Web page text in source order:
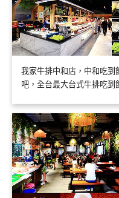
我家牛排中和店，中和吃到
吧，全台最大台式牛排吃到